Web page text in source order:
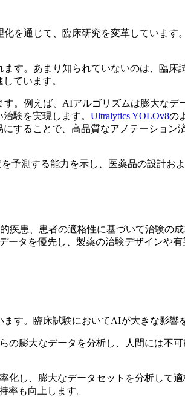
を通じて、臨床研究を変革していま
す。あまり知られていないのは、臨
ています。
。例えば、AIアルゴリズムは膨大な
験を実現します。 Ultralytics YOLOv8の
にすることで、高品質なアノテーション
予測する能力を示し、医薬品の設計お
疾患、患者の適格性に基づいて治験の
タを優先し、製薬の治験デザインや有
す。臨床試験においてAIが大きな影響
の膨大なデータを分析し、人間には不
化し、膨大なデータセットを分析して
率も向上します。